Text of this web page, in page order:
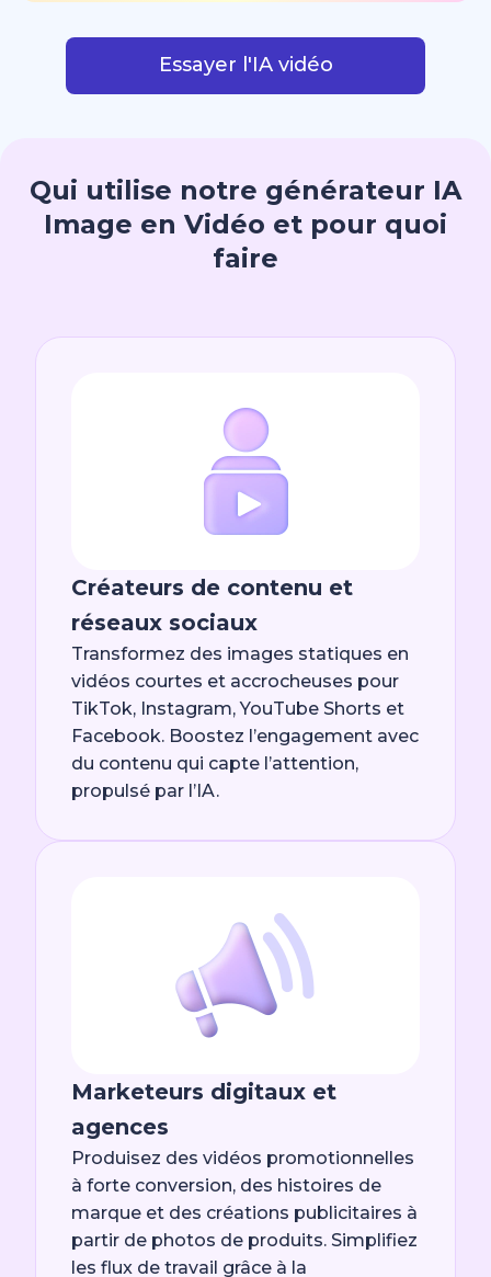
Essayer l'IA vidéo
Qui utilise notre générateur IA
Image en Vidéo et pour quoi
faire
Créateurs de contenu et
réseaux sociaux
Transformez des images statiques en
vidéos courtes et accrocheuses pour
TikTok, Instagram, YouTube Shorts et
Facebook. Boostez l’engagement avec
du contenu qui capte l’attention,
propulsé par l’IA.
Marketeurs digitaux et
agences
Produisez des vidéos promotionnelles
à forte conversion, des histoires de
marque et des créations publicitaires à
partir de photos de produits. Simplifiez
les flux de travail grâce à la